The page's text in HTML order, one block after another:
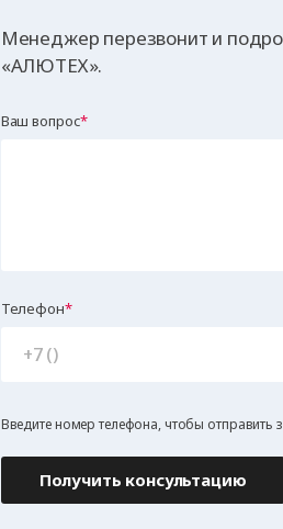
Менеджер перезвонит и
«АЛЮТЕХ».
Ваш вопрос
Телефон
Введите номер телефона, чтобы отправить
Получить консультацию